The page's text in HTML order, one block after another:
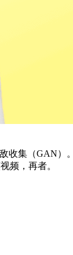
集（GAN）
频，再者。